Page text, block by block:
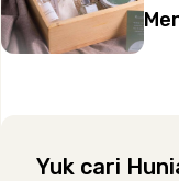
Yuk cari